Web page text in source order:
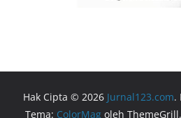
Hak Cipta © 2026 Jurnal123.com.
Tema: ColorMag oleh